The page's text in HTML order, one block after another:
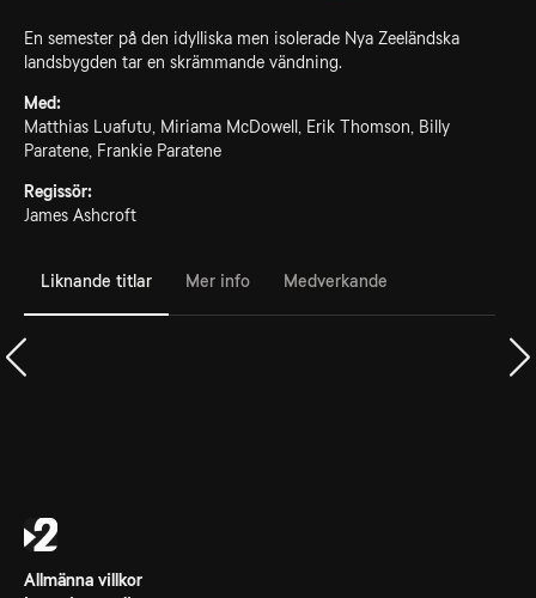
En semester på den idylliska men isolerade Nya Zeeländska
landsbygden tar en skrämmande vändning.
Med:
Matthias Luafutu, Miriama McDowell, Erik Thomson, Billy
Paratene, Frankie Paratene
Regissör:
James Ashcroft
Liknande titlar Mer info Medverkande
Allmänna villkor